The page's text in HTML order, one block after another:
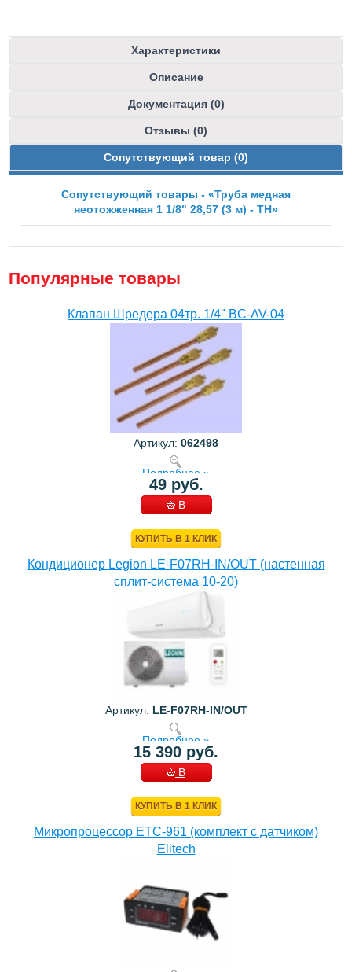
Характеристики
Описание
Документация (0)
Отзывы (0)
Сопутствующий товар (0)
Сопутствующий товары - «Труба медная
неотожженная 1 1/8" 28,57 (3 м) - ТН»
Популярные товары
Клапан Шредера 04тр. 1/4" BC-AV-04
Артикул: 062498
Подробнее »
49 руб.
В
КУПИТЬ В 1 КЛИК
Кондиционер Legion LE-F07RH-IN/OUT (настенная
сплит-система 10-20)
Артикул: LE-F07RH-IN/OUT
Подробнее »
15 390 руб.
В
КУПИТЬ В 1 КЛИК
Микропроцессор ETC-961 (комплект c датчиком)
Elitech